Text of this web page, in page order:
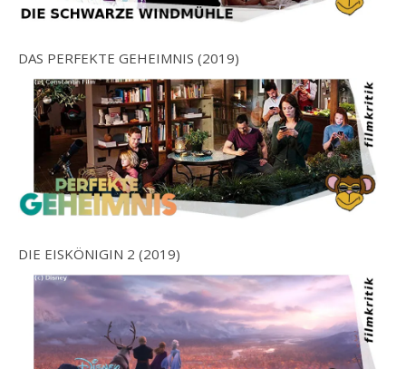
DAS PERFEKTE GEHEIMNIS (2019)
DIE EISKÖNIGIN 2 (2019)